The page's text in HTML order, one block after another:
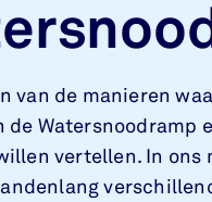
van de manieren
de Watersnoodramp
vertellen. In ons